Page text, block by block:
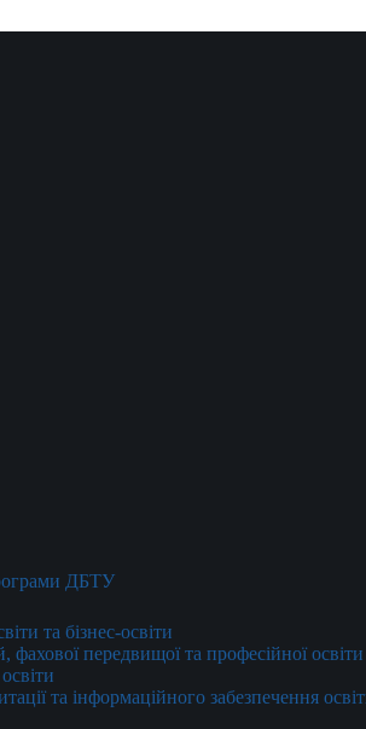
ДБТУ
та бізнес-освіти
передвищої та професійної освіти
та інформаційного забезпечення